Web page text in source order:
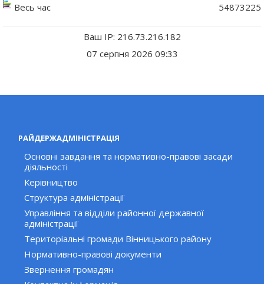
Весь час
54873225
Ваш IP: 216.73.216.182
07 серпня 2026 09:33
РАЙДЕРЖАДМІНІСТРАЦІЯ
Основні завдання та нормативно-правові засади
діяльності
Керівництво
Структура адміністрації
Управління та відділи районної державної
адміністрації
Територіальні громади Вінницького району
Нормативно-правові документи
Звернення громадян